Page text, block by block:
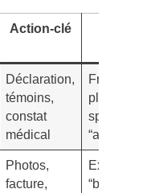
Action-clé
Déclaration,
témoins,
constat
médical
plafond
“animaux”
Photos,
facture,
Exclusion
“biens